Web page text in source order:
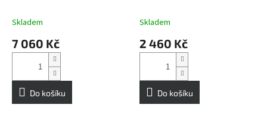
Skladem
7 060 Kč
Do košíku
Skladem
2 460 Kč
Do košíku